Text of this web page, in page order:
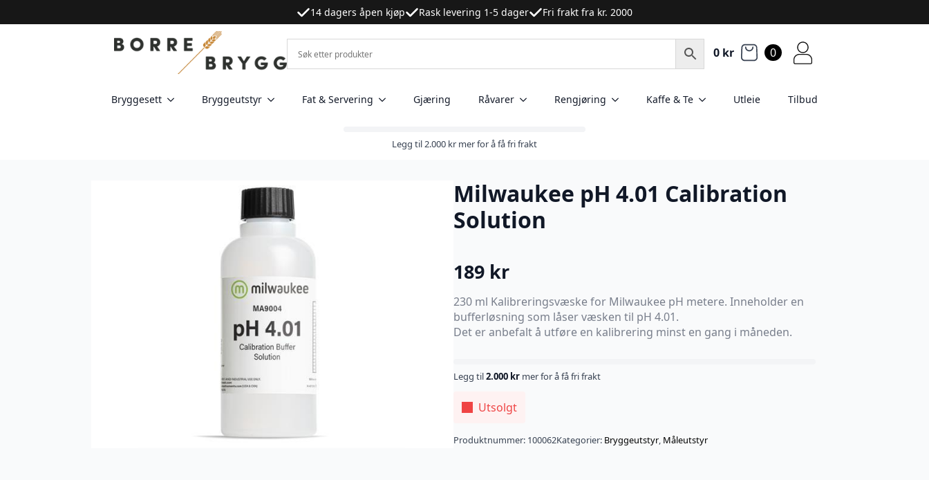
14 dagers åpen kjøp Rask levering 1-5 dager Fri frakt fra kr. 2000
0 kr 0
Bryggesett Bryggeutstyr Fat & Servering Gjæring Råvarer Rengjøring Kaffe & Te Utleie Tilbud
Legg til2.000 kr mer for å få fri frakt
Milwaukee pH 4.01 Calibration
Solution
189 kr
230 ml Kalibreringsvæske for Milwaukee pH metere. Inneholder en
bufferløsning som låser væsken til pH 4.01.
Det er anbefalt å utføre en kalibrering minst en gang i måneden.
Legg til2.000 kr mer for å få fri frakt
Utsolgt
Produktnummer: 100062Kategorier: Bryggeutstyr, Måleutstyr